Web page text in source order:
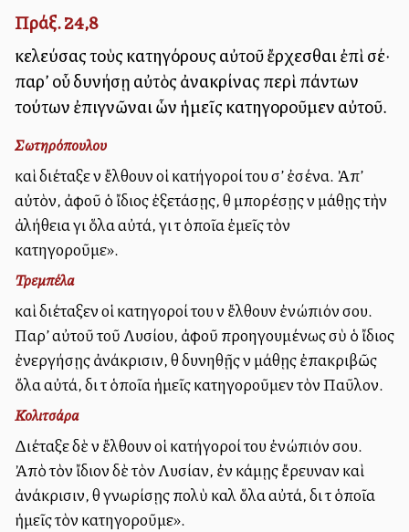
Πράξ. 24,8
κελεύσας τοὺς κατηγόρους αὐτοῦ ἔρχεσθαι ἐπὶ σέ·
παρ’ οὗ δυνήσῃ αὐτὸς ἀνακρίνας περὶ πάντων
τούτων ἐπιγνῶναι ὧν ἡμεῖς κατηγοροῦμεν αὐτοῦ.
Σωτηρόπουλου
καὶ διέταξε νὰ ἔλθουν οἱ κατήγοροί του σ’ ἐσένα. Ἀπ’
αὐτὸν, ἀφοῦ ὁ ἴδιος ἐξετάσῃς, θὰ μπορέσῃς νὰ μάθῃς τὴν
ἀλήθεια γιὰ ὅλα αὐτά, γιὰ τὰ ὁποῖα ἐμεῖς τὸν
κατηγοροῦμε».
Τρεμπέλα
καὶ διέταξεν οἱ κατηγοροί του νὰ ἔλθουν ἐνώπιόν σου.
Παρ’ αὐτοῦ τοῦ Λυσίου, ἀφοῦ προηγουμένως σὺ ὁ ἴδιος
ἐνεργήσῃς ἀνάκρισιν, θὰ δυνηθῇς νὰ μάθῃς ἐπακριβῶς
ὅλα αὐτά, διὰ τὰ ὁποῖα ἡμεῖς κατηγοροῦμεν τὸν Παῦλον.
Κολιτσάρα
Διέταξε δὲ νὰ ἔλθουν οἱ κατήγοροί του ἐνώπιόν σου.
Ἀπὸ τὸν ἴδιον δὲ τὸν Λυσίαν, ἐὰν κάμῃς ἔρευναν καὶ
ἀνάκρισιν, θὰ γνωρίσῃς πολὺ καλὰ ὅλα αὐτά, διὰ τὰ ὁποῖα
ἡμεῖς τὸν κατηγοροῦμε».